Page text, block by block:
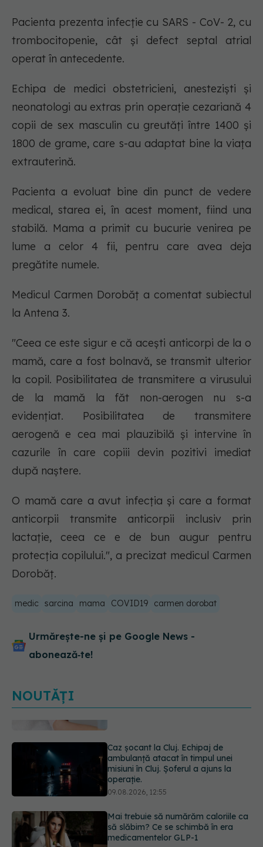
Pacienta prezenta infecție cu SARS - CoV- 2, cu
trombocitopenie, cât și defect septal atrial
operat în antecedente.
Echipa de medici obstetricieni, anesteziști și
neonatologi au extras prin operație cezariană 4
copii de sex masculin cu greutăți între 1400 și
1800 de grame, care s-au adaptat bine la viața
extrauterină.
Pacienta a evoluat bine din punct de vedere
medical, starea ei, în acest moment, fiind una
stabilă. Mama a primit cu bucurie venirea pe
lume a celor 4 fii, pentru care avea deja
pregătite numele.
Medicul Carmen Dorobăț a comentat subiectul
la Antena 3.
"Ceea ce este sigur e că acești anticorpi de la o
mamă, care a fost bolnavă, se transmit ulterior
la copil. Posibilitatea de transmitere a virusului
de la mamă la făt non-aerogen nu s-a
evidențiat. Posibilitatea de transmitere
aerogenă e cea mai plauzibilă și intervine în
cazurile în care copiii devin pozitivi imediat
după naștere.
O mamă care a avut infecția și care a format
anticorpii transmite anticorpii inclusiv prin
lactație, ceea ce e de bun augur pentru
protecția copilului.", a precizat medicul Carmen
Dorobăț.
medic sarcina mama COVID19 carmen dorobat
Urmărește-ne și pe Google News -
abonează‑te!
NOUTĂȚI
ambulanță atacat în timpul unei
misiuni în Cluj. Șoferul a ajuns la
operație.
09.08.2026, 12:55
să slăbim? Ce se schimbă în era
medicamentelor GLP-1
09.08.2026, 12:00